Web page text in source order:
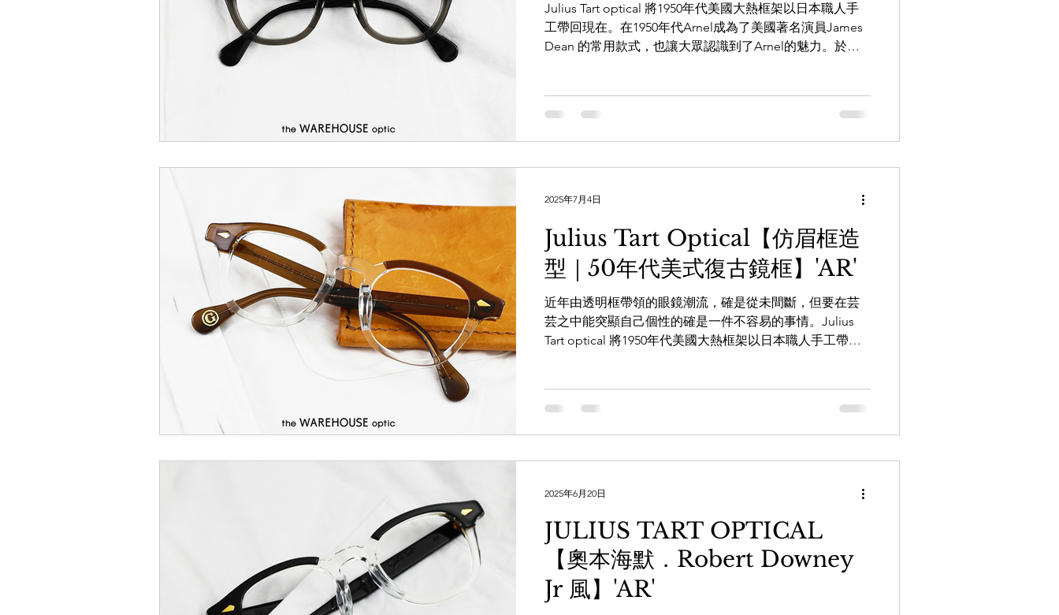
Julius Tart optical 將1950年代美國大熱框架以日本職人手
工帶回現在。在1950年代Arnel成為了美國著名演員James
Dean 的常用款式，也讓大眾認識到了Arnel的魅力。於
Julius Tart Optical【仿眉框造
型｜50年代美式復古鏡框】'AR'
近年由透明框帶領的眼鏡潮流，確是從未間斷，但要在芸
芸之中能突顯自己個性的確是一件不容易的事情。Julius
Tart optical 將1950年代美國大熱框架以日本職人手工帶回
2025年7月4日
JULIUS TART OPTICAL
【奧本海默．Robert Downey
Jr 風】'AR'
2025年6月20日